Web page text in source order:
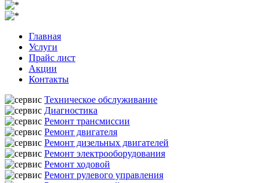
Главная
Услуги
Прайс лист
Акции
Контакты
Техническое обслуживание
Диагностика
Ремонт трансмиссии
Ремонт двигателя
Ремонт дизельных двигателей
Ремонт электрооборудования
Ремонт ходовой
Ремонт рулевого управления